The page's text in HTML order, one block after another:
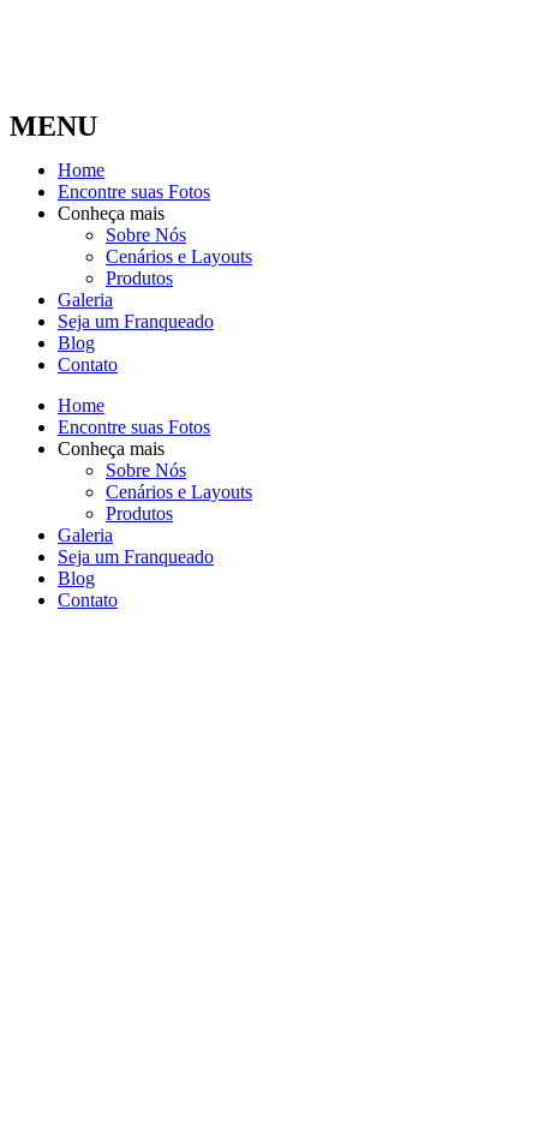
MENU
Home
Encontre suas Fotos
Conheça mais
Sobre Nós
Cenários e Layouts
Produtos
Galeria
Seja um Franqueado
Blog
Contato
Home
Encontre suas Fotos
Conheça mais
Sobre Nós
Cenários e Layouts
Produtos
Galeria
Seja um Franqueado
Blog
Contato